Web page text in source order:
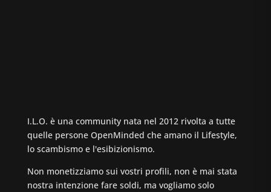
I.L.O. è una community nata nel 2012 rivolta a tutte
quelle persone OpenMinded che amano il Lifestyle,
lo scambismo e l'esibizionismo.
Non monetizziamo sui vostri profili, non è mai stata
nostra intenzione fare soldi, ma vogliamo solo